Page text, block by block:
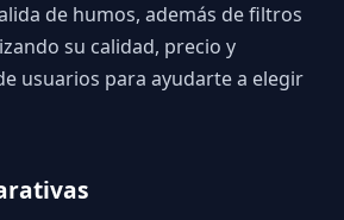
de humos, además de filtros
su calidad, precio y
usuarios para ayudarte a elegir